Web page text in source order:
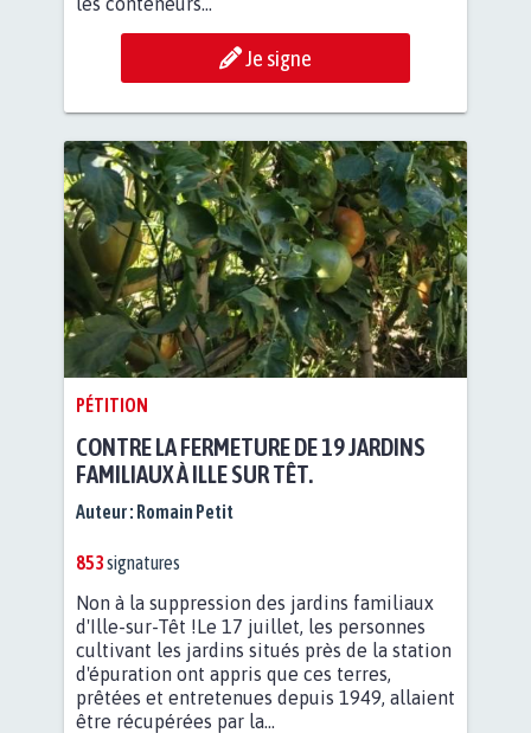
Je signe
PÉTITION
CONTRE LA FERMETURE DE 19 JARDINS
FAMILIAUX À ILLE SUR TÊT.
Auteur : Romain Petit
853signatures
Non à la suppression des jardins familiaux
d'Ille-sur-Têt !Le 17 juillet, les personnes
cultivant les jardins situés près de la station
d'épuration ont appris que ces terres,
prêtées et entretenues depuis 1949, allaient
être récupérées par la...